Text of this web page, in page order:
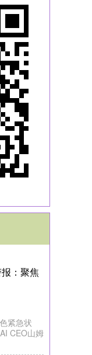
：聚焦
紧急状
CEO山姆